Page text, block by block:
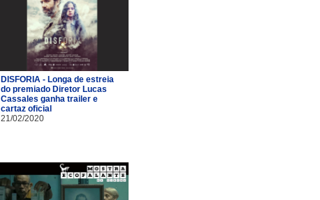
DISFORIA - Longa de estreia
do premiado Diretor Lucas
Cassales ganha trailer e
cartaz oficial
21/02/2020